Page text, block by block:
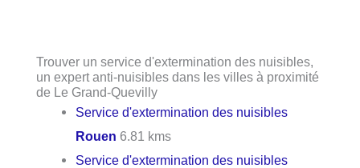
Trouver un service d'extermination des nuisibles,
un expert anti-nuisibles dans les villes à proximité
de Le Grand-Quevilly
Service d'extermination des nuisibles
Rouen 6.81 kms
Service d'extermination des nuisibles